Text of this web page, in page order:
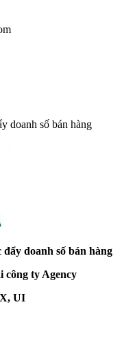
doanh số bán hàng
doanh số bán hàng
công ty Agency
UI